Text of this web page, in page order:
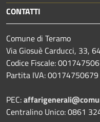
CONTATTI
Comune di Teramo
Via Giosuè Carducci, 33,
Codice Fiscale:
Partita IVA: 00174750679
PEC:
Centralino Unico: 0861